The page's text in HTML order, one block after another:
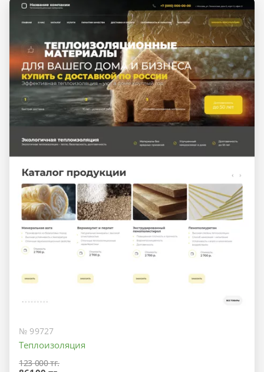
№ 99727
Теплоизоляция
123 000 тг.